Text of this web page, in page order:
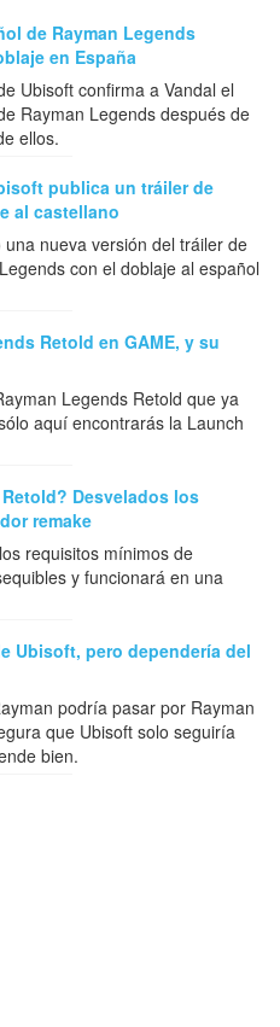
de Rayman Legends
en España
Ubisoft confirma a Vandal el
Rayman Legends después de
ellos.
publica un tráiler de
al castellano
nueva versión del tráiler de
con el doblaje al español
Retold en GAME, y su
Legends Retold que ya
aquí encontrarás la Launch
Desvelados los
remake
requisitos mínimos de
y funcionará en una
Ubisoft, pero dependería del
podría pasar por Rayman
que Ubisoft solo seguiría
bien.